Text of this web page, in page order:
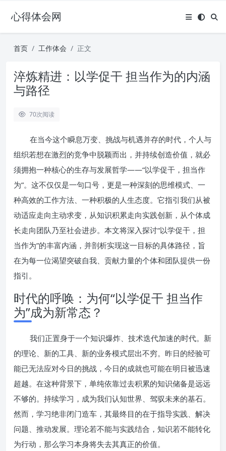
心得体会网
首页 工作体会 正文
淬炼精进：以学促干 担当作为的内涵
与路径
70次阅读
在当今这个瞬息万变、挑战与机遇并存的时代，个人与
组织若想在激烈的竞争中脱颖而出，并持续创造价值，就必
须拥抱一种核心的生存与发展哲学——“以学促干，担当作
为”。这不仅仅是一句口号，更是一种深刻的思维模式、一
种高效的工作方法、一种积极的人生态度。它指引我们从被
动适应走向主动求变，从知识积累走向实践创新，从个体成
长走向团队乃至社会进步。本文将深入探讨“以学促干，担
当作为”的丰富内涵，并剖析实现这一目标的具体路径，旨
在为每一位渴望突破自我、贡献力量的个体和团队提供一份
指引。
时代的呼唤：为何“以学促干 担当作
为”成为新常态？
我们正置身于一个知识爆炸、技术迭代加速的时代。新
的理论、新的工具、新的业务模式层出不穷。昨日的经验可
能已无法应对今日的挑战，今日的成就也可能在明日被迅速
超越。在这种背景下，单纯依靠过去积累的知识储备是远远
不够的。持续学习，成为我们认知世界、驾驭未来的基石。
然而，学习绝非闭门造车，其最终目的在于指导实践、解决
问题、推动发展。理论若不能与实践结合，知识若不能转化
为行动，那么学习本身将失去其真正的价值。